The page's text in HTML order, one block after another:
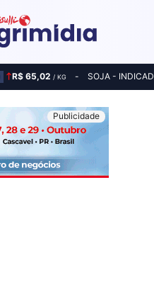
R$ 65,02 / KG SOJA -